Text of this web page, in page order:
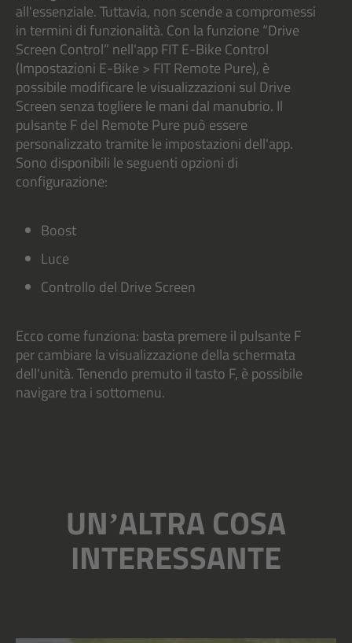
all'essenziale. Tuttavia, non scende a compromessi
in termini di funzionalità. Con la funzione “Drive
Screen Control” nell'app FIT E-Bike Control
(Impostazioni E-Bike > FIT Remote Pure), è
possibile modificare le visualizzazioni sul Drive
Screen senza togliere le mani dal manubrio. Il
pulsante F del Remote Pure può essere
personalizzato tramite le impostazioni dell'app.
Sono disponibili le seguenti opzioni di
configurazione:
Boost
Luce
Controllo del Drive Screen
Ecco come funziona: basta premere il pulsante F
per cambiare la visualizzazione della schermata
dell'unità. Tenendo premuto il tasto F, è possibile
navigare tra i sottomenu.
UNʼALTRA COSA
INTERESSANTE